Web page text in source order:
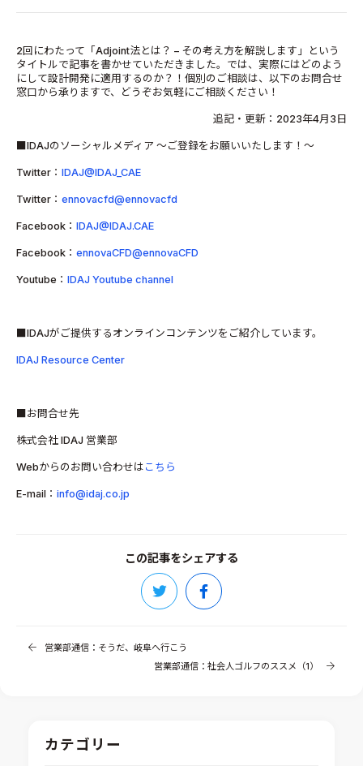
2回にわたって「Adjoint法とは？ – その考え方を解説します」という
タイトルで記事を書かせていただきました。では、実際にはどのよう
にして設計開発に適用するのか？！個別のご相談は、以下のお問合せ
窓口から承りますで、どうぞお気軽にご相談ください！
追記・更新：2023年4月3日
■IDAJのソーシャルメディア ～ご登録をお願いいたします！～
Twitter： IDAJ@IDAJ_CAE
Twitter： ennovacfd@ennovacfd
Facebook： IDAJ@IDAJ.CAE
Facebook： ennovaCFD@ennovaCFD
Youtube： IDAJ Youtube channel
■IDAJがご提供するオンラインコンテンツをご紹介しています。
IDAJ Resource Center
■お問合せ先
株式会社 IDAJ 営業部
Webからのお問い合わせは こちら
E-mail： info@idaj.co.jp
この記事をシェアする
営業部通信：そうだ、岐阜へ行こう
営業部通信：社会人ゴルフのススメ（1）
カテゴリー